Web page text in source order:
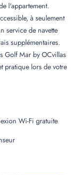
l'appartement.
à seulement
service de navette
supplémentaires.
Golf Mar by OCvillas
pratique lors de votre
Wi-Fi gratuite